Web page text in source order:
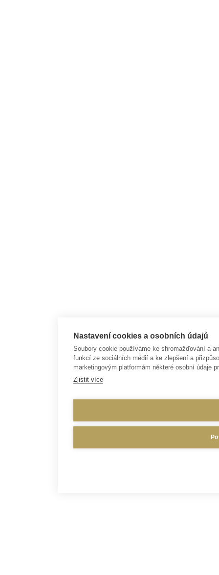
Nastavení cookies a osobních údajů
Soubory cookie používáme ke shromažďování a
funkcí ze sociálních médií a ke zlepšení a
marketingovým platformám některé osobní údaje
Zjistit více